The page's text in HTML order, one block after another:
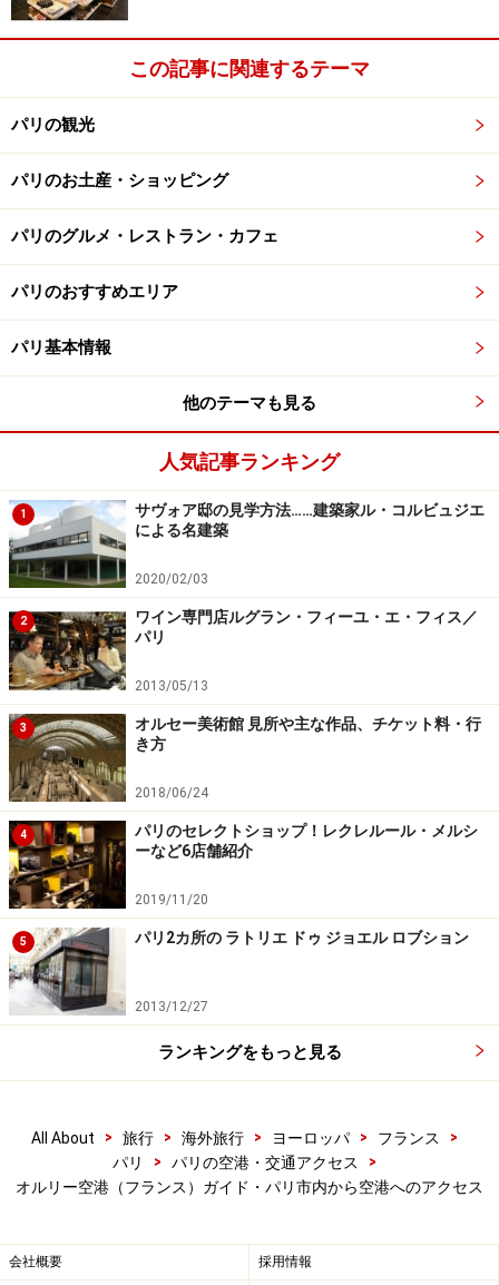
きい荷物がある場合は避けましょう。時間はかかります
所要時間：Orlybus、183：約30～40分
料金：Orlybus：8.3ユーロ、183：2ユーロ
■鉄道
鉄道はRER-B線とシャトルを使う方法と、RER-C線とナ
RER-B線の場合パリ市内では、Gare du Nord駅、
Luxembourg駅、Port Royal駅、Denfert-Rochereau駅、
Cité Universitaire駅から乗れます。St Remy Les
Chevreuse行きに乗り、Antony駅で下車。ここから
「Orlyval」というシャトルに乗り、Orly OuestまたはOrly
Sud駅で下車します。
RER-C線の場合パリ市内では、Porte du Garigliano BD
Victor駅、Javel駅、Champs de Mars Tour Eiffel駅、
Invalides駅、Musée d'Orsay駅、St Michel-Notre Dame
駅、Gare d'Austerlitz駅、Bibliothèque François Mitterand
駅からMassy-Palaiseau、Dourdan La Forêt、St Martin
d'Etampes、Versailles-Chantiers行きのいずれかに乗り、
Pont de Rungis駅で下車。ここからナヴェットバス「GO
C PARIS」に乗れば空港まで行けます。
空港の停車駅はそれぞれOrly Sud（南ターミナル）は5、
Orly Ouest（西ターミナル）は7になります。
所要時間：パリ市内から40分前後
料金：RER-B線＋「Orlyval」＝12.1ユーロ
RER-C線＋ナヴェットバス「GO C PARIS」（ticket+1枚
地下鉄とトラムを乗り継いでORLY空港
へ © Zoo Studio pour Aéroports de Paris SA
この記事に関連するテーマ
パリの観光
パリのお土産・ショッピング
パリのグルメ・レストラン・カフェ
パリのおすすめエリア
パリ基本情報
他のテーマも見る
人気記事ランキング
1
サヴォア邸の見学方法……建築家ル・コルビュジエ
による名建築
2020/02/03
2
ワイン専門店ルグラン・フィーユ・エ・フィス／
パリ
2013/05/13
3
オルセー美術館 見所や主な作品、チケット料・行
き方
2018/06/24
4
パリのセレクトショップ！レクレルール・メルシ
ーなど6店舗紹介
2019/11/20
5 パリ2カ所の ラトリエ ドゥ ジョエル ロブション
2013/12/27
ランキングをもっと見る
All About > 旅行 > 海外旅行 > ヨーロッパ > フランス
>
パリ
> パリの空港・交通アクセス
>
オルリー空港（フランス）ガイド・パリ市内から空港へのアクセス
会社概要 採用情報